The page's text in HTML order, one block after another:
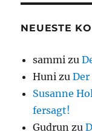
NEUESTE
sammi zu
Huni zu
Susanne
fersagt!
Gudrun zu